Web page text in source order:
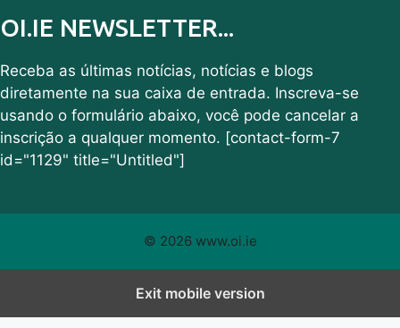
OI.IE NEWSLETTER...
Receba as últimas notícias, notícias e blogs
diretamente na sua caixa de entrada. Inscreva-se
usando o formulário abaixo, você pode cancelar a
inscrição a qualquer momento. [contact-form-7
id="1129" title="Untitled"]
© 2026 www.oi.ie
Exit mobile version